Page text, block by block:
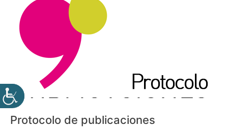
Protocolo de publicaciones